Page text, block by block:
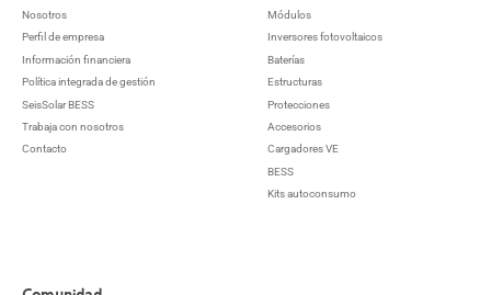
Nosotros
Perfil de empresa
Información financiera
Política integrada de gestión
SeisSolar BESS
Trabaja con nosotros
Contacto
Módulos
Inversores fotovoltaicos
Baterías
Estructuras
Protecciones
Accesorios
Cargadores VE
BESS
Kits autoconsumo